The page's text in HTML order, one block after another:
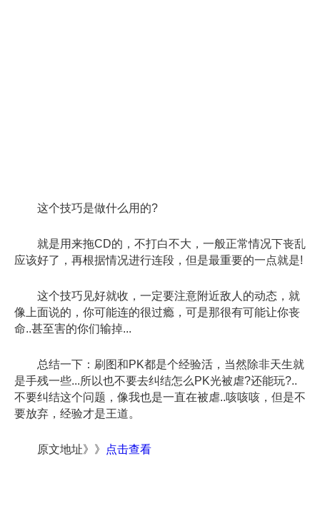
这个技巧是做什么用的?
就是用来拖CD的，不打白不大，一般正常情况下丧乱
应该好了，再根据情况进行连段，但是最重要的一点就是!
这个技巧见好就收，一定要注意附近敌人的动态，就
像上面说的，你可能连的很过瘾，可是那很有可能让你丧
命..甚至害的你们输掉...
总结一下：刷图和PK都是个经验活，当然除非天生就
是手残一些...所以也不要去纠结怎么PK光被虐?还能玩?..
不要纠结这个问题，像我也是一直在被虐..咳咳咳，但是不
要放弃，经验才是王道。
原文地址》》 点击查看